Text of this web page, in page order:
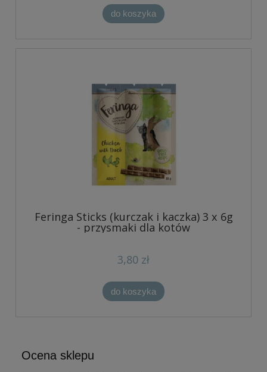
do koszyka
Feringa Sticks (kurczak i kaczka) 3 x 6g
- przysmaki dla kotów
3,80 zł
do koszyka
Ocena sklepu